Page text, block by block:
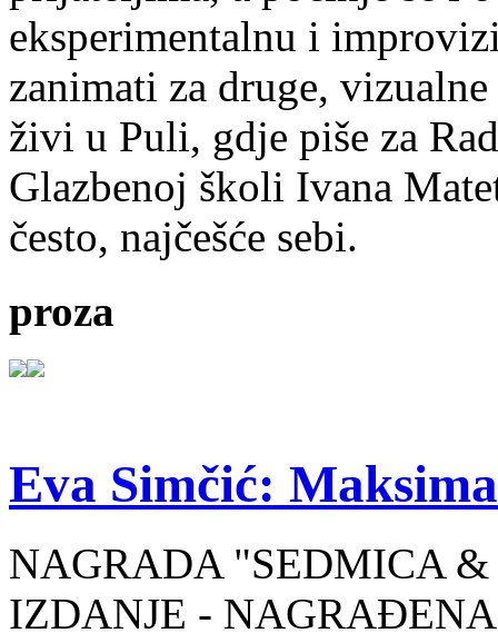
eksperimentalnu i
zanimati za druge,
živi u Puli, gdje piše za
Glazbenoj školi Ivana
često, najčešće sebi.
proza
Eva Simčić:
NAGRADA "SEDMICA
IZDANJE -